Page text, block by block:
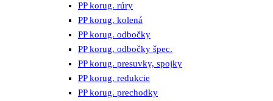
PP korug. rúry
PP korug. kolená
PP korug. odbočky
PP korug. odbočky špec.
PP korug. presuvky, spojky
PP korug. redukcie
PP korug. prechodky